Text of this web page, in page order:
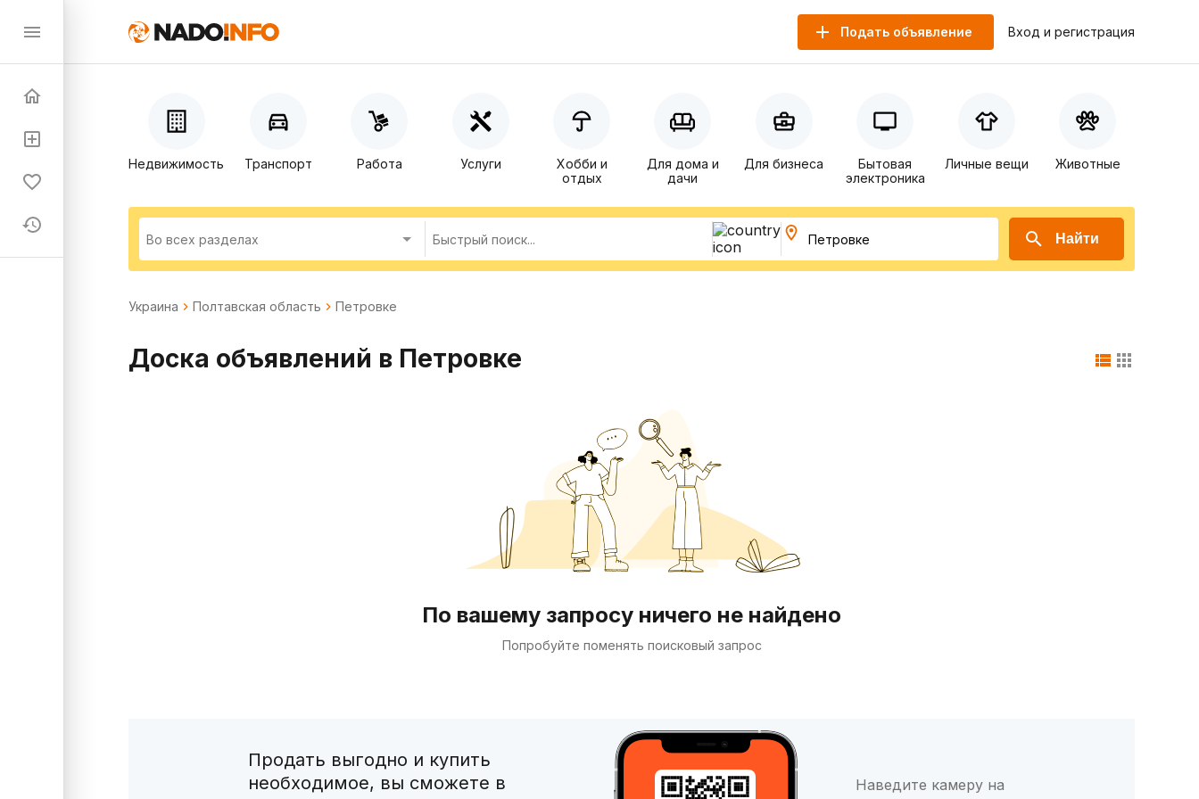
Подать объявление Вход и регистрация
Недвижимость Транспорт Работа Услуги
Хобби и
отдых
Для дома и
дачи
Для бизнеса
Бытовая
электроника
Личные вещи Животные
Найти
Украина Полтавская область Петровке
Доска объявлений в Петровке
По вашему запросу ничего не найдено
Попробуйте поменять поисковый запрос
Продать выгодно и купить
необходимое, вы сможете в
Наведите камеру на